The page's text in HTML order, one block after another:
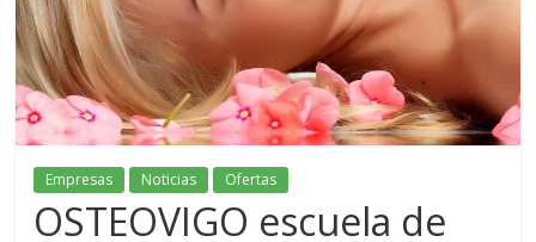
Empresas Noticias Ofertas
OSTEOVIGO escuela de